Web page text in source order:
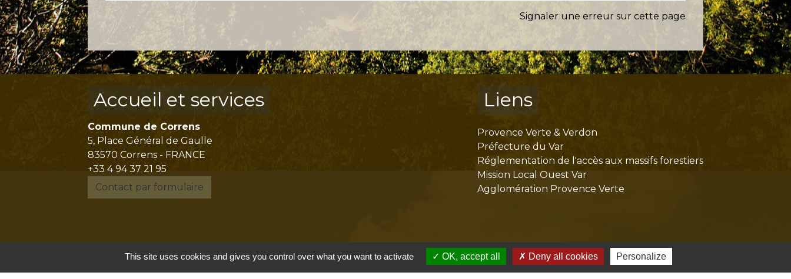
Signaler une erreur sur cette page
Accueil et services
Commune de Correns
5, Place Général de Gaulle
83570 Correns - FRANCE
+33 4 94 37 21 95
Contact par formulaire
Liens
Provence Verte & Verdon
Préfecture du Var
Réglementation de l'accès aux massifs forestiers
Mission Local Ouest Var
Agglomération Provence Verte
This site uses cookies and gives you control over what you want to activate OK, accept all Deny all cookies Personalize